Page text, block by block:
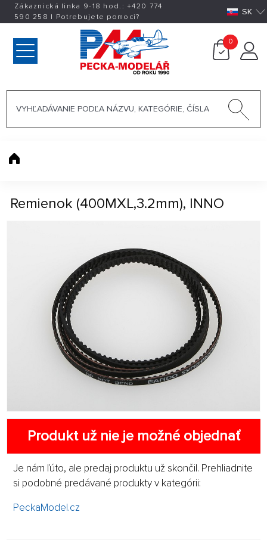
Zákaznická linka 9-18 hod.:+420 774
590 258 | Potrebujete pomoci? SK
0
Remienok (400MXL,3.2mm), INNO
Produkt už nie je možné objednať
Je nám ľúto, ale predaj produktu už skončil. Prehliadnite
si podobné predávané produkty v kategórii:
PeckaModel.cz